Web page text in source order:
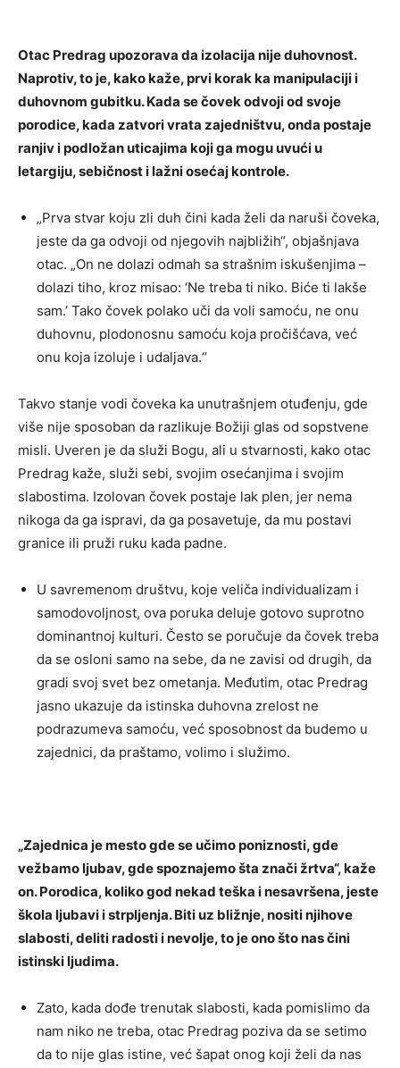
Otac Predrag upozorava da izolacija nije duhovnost.
Naprotiv, to je, kako kaže, prvi korak ka manipulaciji i
duhovnom gubitku. Kada se čovek odvoji od svoje
porodice, kada zatvori vrata zajedništvu, onda postaje
ranjiv i podložan uticajima koji ga mogu uvući u
letargiju, sebičnost i lažni osećaj kontrole.
„Prva stvar koju zli duh čini kada želi da naruši čoveka,
jeste da ga odvoji od njegovih najbližih“, objašnjava
otac. „On ne dolazi odmah sa strašnim iskušenjima –
dolazi tiho, kroz misao: ‘Ne treba ti niko. Biće ti lakše
sam.’ Tako čovek polako uči da voli samoću, ne onu
duhovnu, plodonosnu samoću koja pročišćava, već
onu koja izoluje i udaljava.“
Takvo stanje vodi čoveka ka unutrašnjem otuđenju, gde
više nije sposoban da razlikuje Božiji glas od sopstvene
misli. Uveren je da služi Bogu, ali u stvarnosti, kako otac
Predrag kaže, služi sebi, svojim osećanjima i svojim
slabostima. Izolovan čovek postaje lak plen, jer nema
nikoga da ga ispravi, da ga posavetuje, da mu postavi
granice ili pruži ruku kada padne.
U savremenom društvu, koje veliča individualizam i
samodovoljnost, ova poruka deluje gotovo suprotno
dominantnoj kulturi. Često se poručuje da čovek treba
da se osloni samo na sebe, da ne zavisi od drugih, da
gradi svoj svet bez ometanja. Međutim, otac Predrag
jasno ukazuje da istinska duhovna zrelost ne
podrazumeva samoću, već sposobnost da budemo u
zajednici, da praštamo, volimo i služimo.
„Zajednica je mesto gde se učimo poniznosti, gde
vežbamo ljubav, gde spoznajemo šta znači žrtva“, kaže
on. Porodica, koliko god nekad teška i nesavršena, jeste
škola ljubavi i strpljenja. Biti uz bližnje, nositi njihove
slabosti, deliti radosti i nevolje, to je ono što nas čini
istinski ljudima.
Zato, kada dođe trenutak slabosti, kada pomislimo da
nam niko ne treba, otac Predrag poziva da se setimo
da to nije glas istine, već šapat onog koji želi da nas